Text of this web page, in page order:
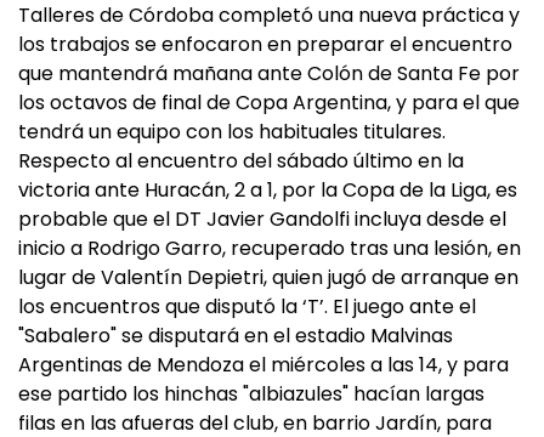
Talleres de Córdoba completó una nueva práctica y
los trabajos se enfocaron en preparar el encuentro
que mantendrá mañana ante Colón de Santa Fe por
los octavos de final de Copa Argentina, y para el que
tendrá un equipo con los habituales titulares.
Respecto al encuentro del sábado último en la
victoria ante Huracán, 2 a 1, por la Copa de la Liga, es
probable que el DT Javier Gandolfi incluya desde el
inicio a Rodrigo Garro, recuperado tras una lesión, en
lugar de Valentín Depietri, quien jugó de arranque en
los encuentros que disputó la ‘T’. El juego ante el
"Sabalero" se disputará en el estadio Malvinas
Argentinas de Mendoza el miércoles a las 14, y para
ese partido los hinchas "albiazules" hacían largas
filas en las afueras del club, en barrio Jardín, para